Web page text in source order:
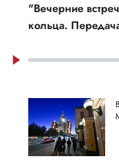
"Вечерние
кольца.